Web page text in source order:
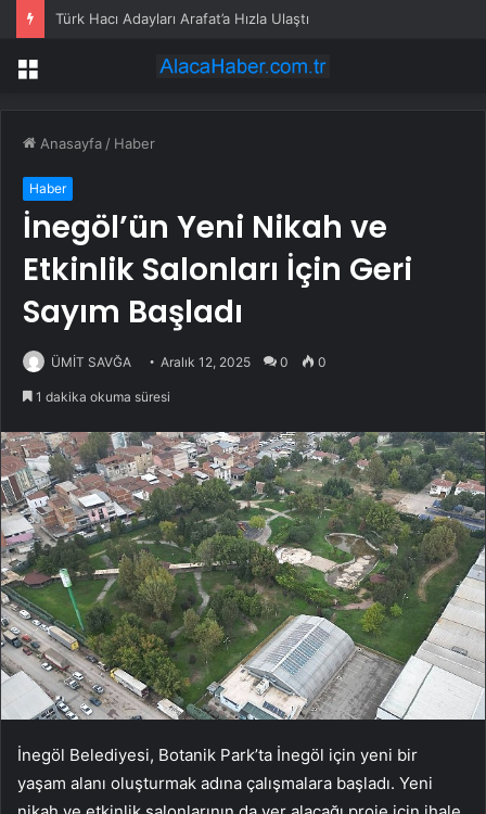
Türk Hacı Adayları Arafat’a Hızla Ulaştı
Menü
Anasayfa / Haber
Haber
İnegöl’ün Yeni Nikah ve
Etkinlik Salonları İçin Geri
Sayım Başladı
ÜMİT SAVĞA Aralık 12, 2025 0 0
1 dakika okuma süresi
İnegöl Belediyesi, Botanik Park’ta İnegöl için yeni bir
yaşam alanı oluşturmak adına çalışmalara başladı. Yeni